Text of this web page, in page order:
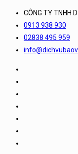
CÔNG TY TNHH
0913 938 930
02838 495 959